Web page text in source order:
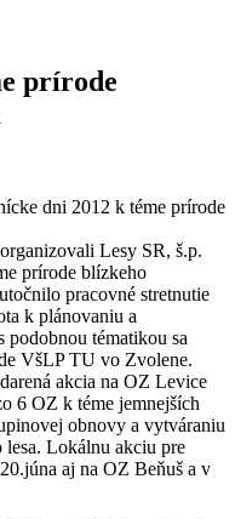
prírode
dni 2012 k téme prírode
Lesy SR, š.p.
prírode blízkeho
pracovné stretnutie
k plánovaniu a
podobnou tématikou sa
VšLP TU vo Zvolene.
akcia na OZ Levice
6 OZ k téme jemnejších
obnovy a vytváraniu
Lokálnu akciu pre
aj na OZ Beňuš a v